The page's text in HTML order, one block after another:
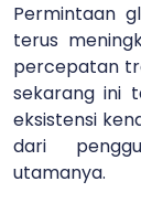
Permintaan
terus
percepatan
sekarang ini
eksistensi
dari
utamanya.